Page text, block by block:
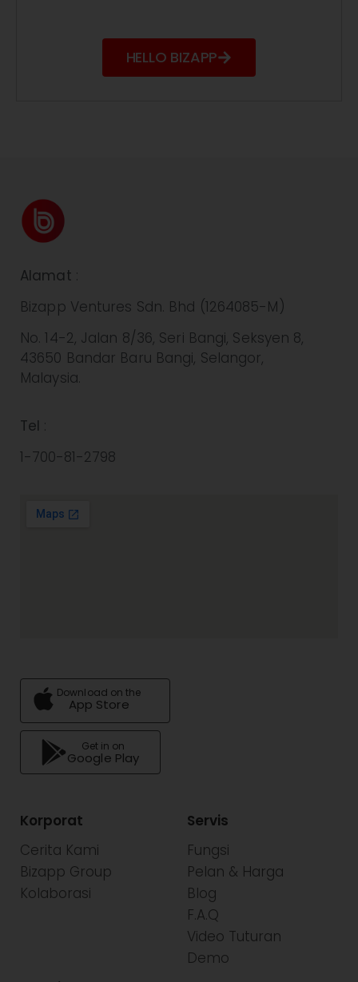
HELLO BIZAPP
Alamat :
Bizapp Ventures Sdn. Bhd (1264085-M)
No. 14-2, Jalan 8/36, Seri Bangi, Seksyen 8,
43650 Bandar Baru Bangi, Selangor,
Malaysia.
Tel :
1-700-81-2798
Download on the
App Store
Get in on
Google Play
Korporat
Cerita Kami
Bizapp Group
Kolaborasi
Servis
Fungsi
Pelan & Harga
Blog
F.A.Q
Video Tuturan
Demo